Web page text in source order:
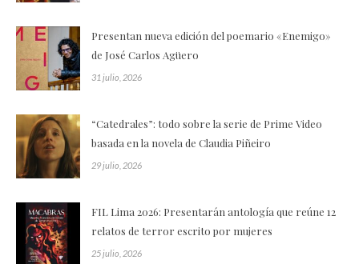
Presentan nueva edición del poemario «Enemigo»
de José Carlos Agüero
31 julio, 2026
“Catedrales”: todo sobre la serie de Prime Video
basada en la novela de Claudia Piñeiro
29 julio, 2026
FIL Lima 2026: Presentarán antología que reúne 12
relatos de terror escrito por mujeres
25 julio, 2026